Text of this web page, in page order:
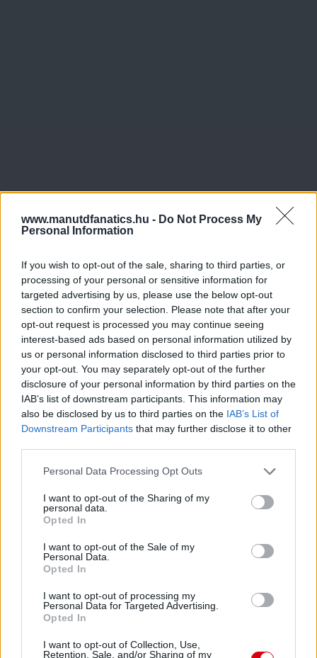
www.manutdfanatics.hu - Do Not Process My
Personal Information
If you wish to opt-out of the sale, sharing to third parties, or
processing of your personal or sensitive information for
targeted advertising by us, please use the below opt-out
section to confirm your selection. Please note that after your
opt-out request is processed you may continue seeing
interest-based ads based on personal information utilized by
us or personal information disclosed to third parties prior to
your opt-out. You may separately opt-out of the further
disclosure of your personal information by third parties on the
IAB’s list of downstream participants. This information may
also be disclosed by us to third parties on the IAB’s List of
Downstream Participants that may further disclose it to other
Please note that this website/app uses one or more Google
not limited to your visit or usage behaviour. You may click to
grant or deny consent to Google and its third-party tags to
use your data for below specified purposes in below Google
consent section.
Personal Data Processing Opt Outs
I want to opt-out of the Sharing of my
personal data.
Opted In
I want to opt-out of the Sale of my
Personal Data.
Opted In
I want to opt-out of processing my
Personal Data for Targeted Advertising.
Opted In
I want to opt-out of Collection, Use,
Retention, Sale, and/or Sharing of my